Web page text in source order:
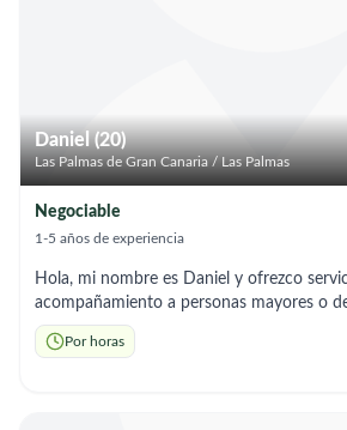
Daniel (20)
Las Palmas de Gran Canaria / Las Palmas
Negociable
1-5 años de experiencia
Hola, mi nombre es Daniel y ofrezco
acompañamiento a personas mayores o
domicilio por las tardes. Cuento con
Primeros auxilios ✔ Socorrismo ✔
Por horas